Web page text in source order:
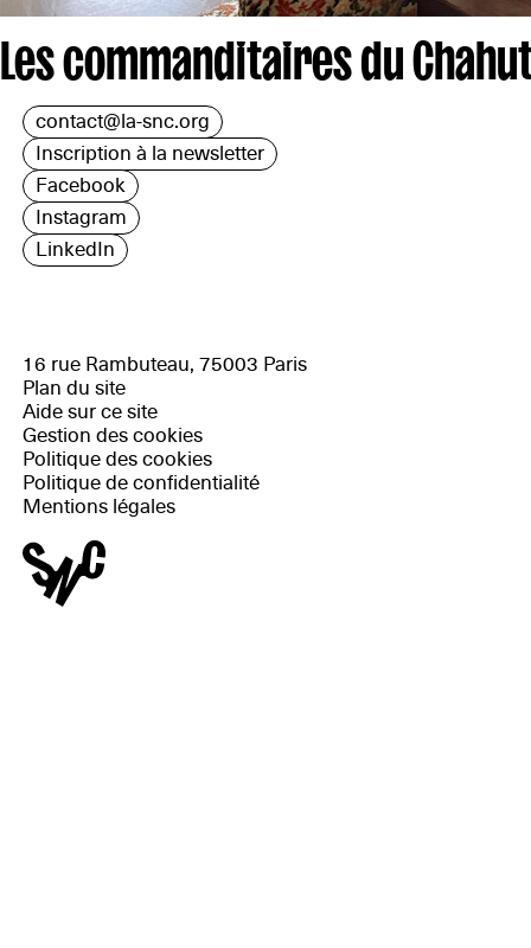
Les commanditaires du
contact@la-snc.org
Inscription à la newsletter
Facebook
Instagram
LinkedIn
16 rue Rambuteau, 75003 Paris
Plan du site
Aide sur ce site
Gestion des cookies
Politique des cookies
Politique de confidentialité
Mentions légales